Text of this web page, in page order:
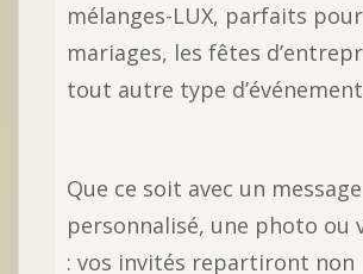
mélanges-LUX, parfaits
mariages, les fêtes
tout autre type
Que ce soit avec un message
personnalisé, une photo ou
: vos invités repartiront non